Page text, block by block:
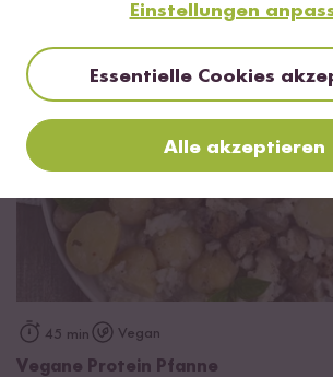
45 min Vegan
Vegane Protein Pfanne
Einstellungen
Essentielle Cookies
Alle akzeptieren